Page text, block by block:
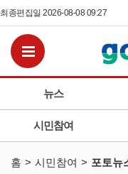
최종편집일 2026-08-08 09:27
뉴스
시민참여
홈 시민참여 포토뉴